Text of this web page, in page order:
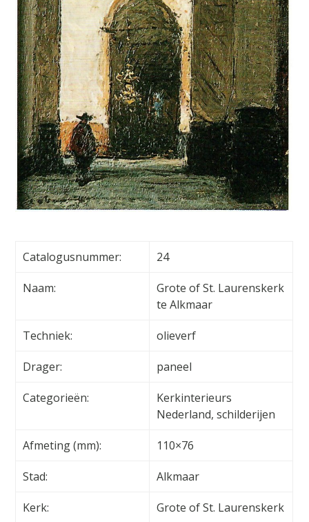
Catalogusnummer: 24
Naam:
Grote of St. Laurenskerk
te Alkmaar
Techniek: olieverf
Drager: paneel
Categorieën:
Kerkinterieurs
Nederland, schilderijen
Afmeting (mm): 110×76
Stad: Alkmaar
Kerk: Grote of St. Laurenskerk